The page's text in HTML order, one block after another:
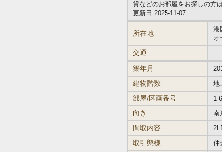
貸などのお部屋をお探しの方
更新日:2025-11-07
所在地
港
オ
交通
築年月
建物階数 地
部屋/区画番号 1-
向き 南
間取内容
取引態様 仲